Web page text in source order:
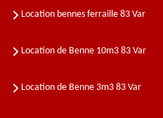
Location bennes ferraille 83 Var
Location de Benne 10m3 83 Var
Location de Benne 3m3 83 Var